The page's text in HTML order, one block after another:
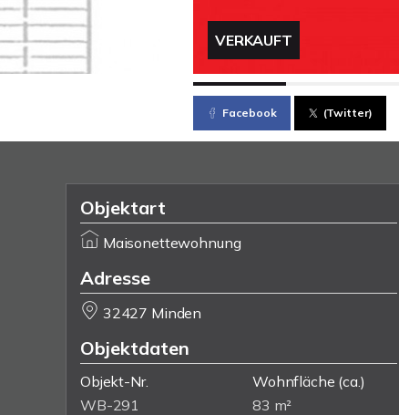
VERKAUFT
Facebook (Twitter)
Objektart
Maisonettewohnung
Adresse
32427 Minden
Objektdaten
Objekt-Nr.
WB-291
Wohnfläche (ca.)
83 m²